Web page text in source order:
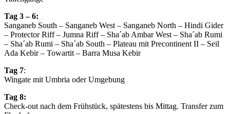
Tag 3 – 6:
Sanganeb South – Sanganeb West – Sanganeb North – Hindi Gider
– Protector Riff – Jumna Riff – Sha´ab Ambar West – Sha´ab Rumi
– Sha´ab Rumi – Sha´ab South – Plateau mit Precontinent II – Seil
Ada Kebir – Towartit – Barra Musa Kebir
Tag 7:
Wingate mit Umbria oder Umgebung
Tag 8:
Check-out nach dem Frühstück, spätestens bis Mittag. Transfer zum